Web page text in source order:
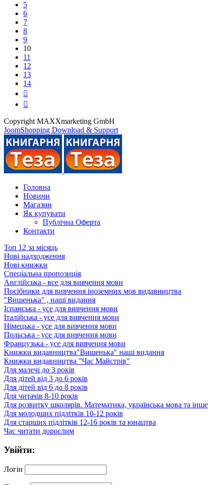
5
6
7
8
9
10
11
12
13
14
Copyright MAXXmarketing GmbH
JoomShopping Download & Support
Головна
Новини
Магазин
Як купувати
Публічна Оферта
Контакти
Топ 12 за місяць
Нові надходження
Нові книжки
Спеціальна пропозиція
Англійська - все для вивчення мови
Посібники для вивчення іноземних мов видавництва
"Вишенька" , наші видання
Іспанська - усе для вивчення мови
Італійська - усе для вивчення мови
Німецька - усе для вивчення мови
Польська - усе для вивчення мови
Французька - усе для вивчення мови
Книжки видавництва"Вишенька" наші видання
Книжки видавництва "Час Майстрів"
Для малечі до 3 років
Для дітей від 3 до 6 років
Для дітей від 6 до 8 років
Для читачів 8-10 років
Для розвитку школярів. Математика, українська мова та інше
Для молодших підлітків 10-12 років
Для старших підлітків 12-16 років та юнацтва
Час читати дорослим
Увійти:
Логін